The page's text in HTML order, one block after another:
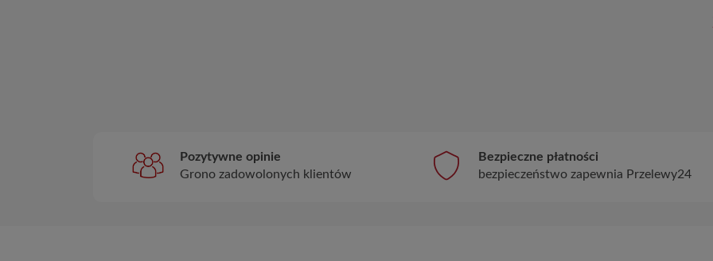
Pozytywne opinie
Grono zadowolonych klientów
Bezpieczne płatności
bezpieczeństwo zapewnia Przelewy24